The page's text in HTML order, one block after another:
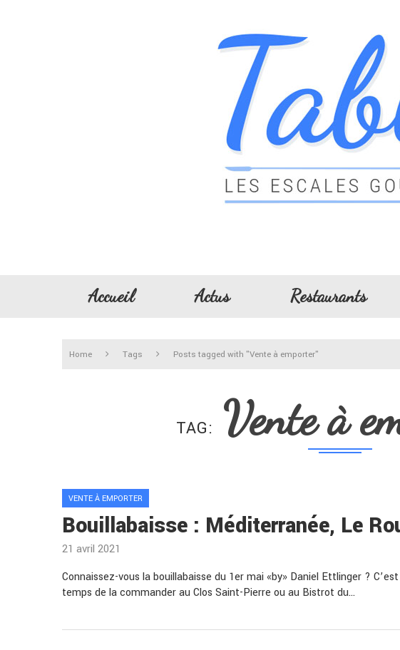
Accueil Actus Restaurants
Home Tags Posts tagged with "Vente à emporter"
TAG Vente à
VENTE À EMPORTER
Bouillabaisse : Méditerranée, Le
21 avril 2021
Connaissez-vous la bouillabaisse du 1er mai «by» Daniel Ettlinger ?
temps de la commander au Clos Saint-Pierre ou au Bistrot du…